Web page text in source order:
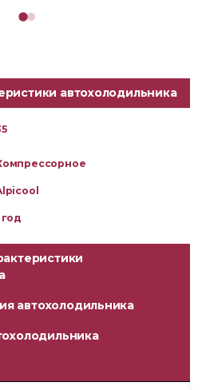
автохолодильника
год
автохолодильника